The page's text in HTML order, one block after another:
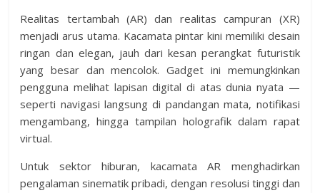
Realitas tertambah (AR) dan realitas campuran (XR)
menjadi arus utama. Kacamata pintar kini memiliki desain
ringan dan elegan, jauh dari kesan perangkat futuristik
yang besar dan mencolok. Gadget ini memungkinkan
pengguna melihat lapisan digital di atas dunia nyata —
seperti navigasi langsung di pandangan mata, notifikasi
mengambang, hingga tampilan holografik dalam rapat
virtual.
Untuk sektor hiburan, kacamata AR menghadirkan
pengalaman sinematik pribadi, dengan resolusi tinggi dan